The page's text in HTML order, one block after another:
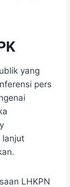
yang
pers
lanjut
LHKPN